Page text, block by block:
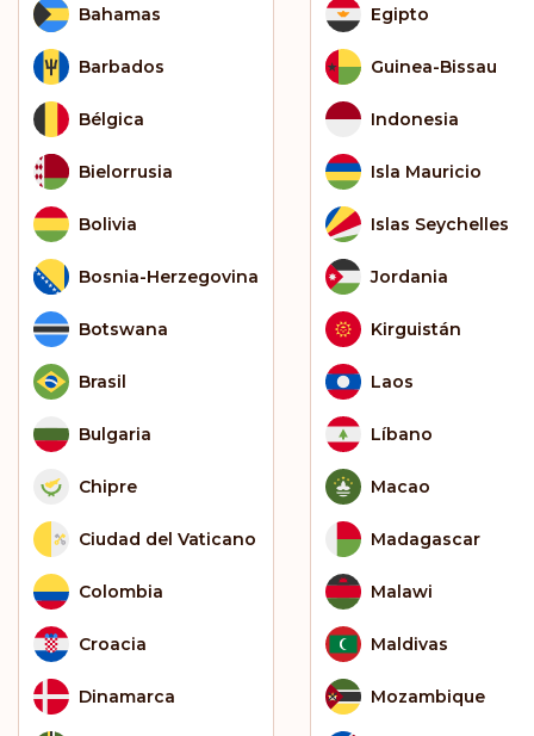
Bahamas
Barbados
Bélgica
Bielorrusia
Bolivia
Bosnia-Herzegovina
Botswana
Brasil
Bulgaria
Chipre
Ciudad del Vaticano
Colombia
Croacia
Dinamarca
Egipto
Guinea-Bissau
Indonesia
Isla Mauricio
Islas Seychelles
Jordania
Kirguistán
Laos
Líbano
Macao
Madagascar
Malawi
Maldivas
Mozambique